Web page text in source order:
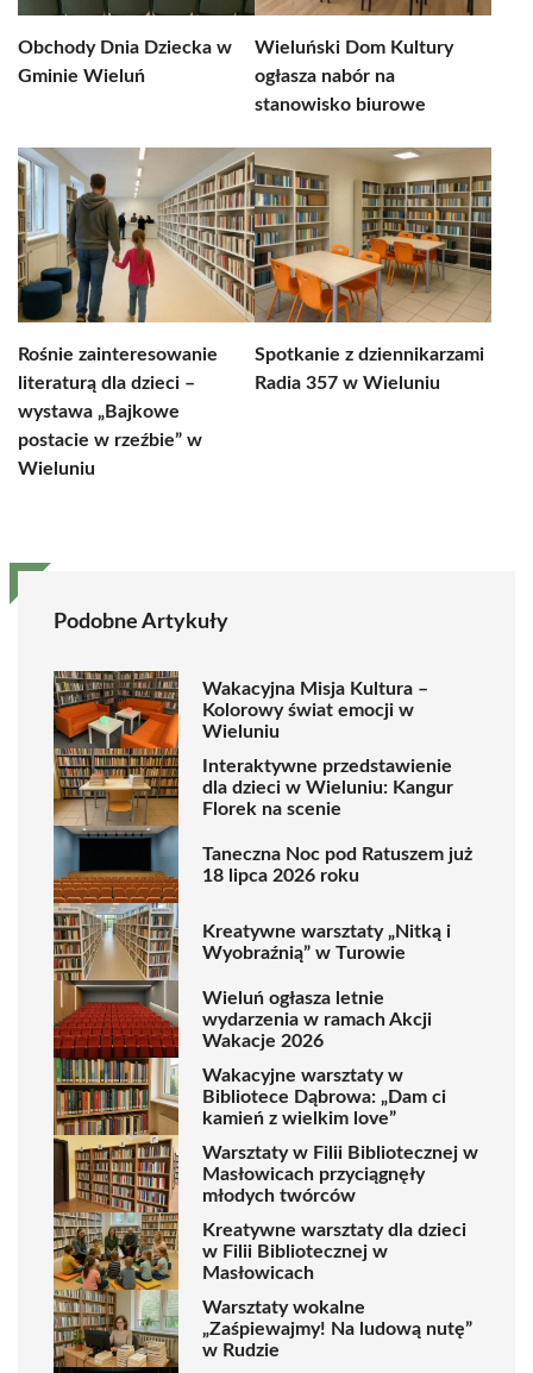
Obchody Dnia Dziecka w
Gminie Wieluń
Wieluński Dom Kultury
ogłasza nabór na
stanowisko biurowe
Rośnie zainteresowanie
literaturą dla dzieci –
wystawa „Bajkowe
postacie w rzeźbie” w
Wieluniu
Spotkanie z dziennikarzami
Radia 357 w Wieluniu
Podobne Artykuły
Wakacyjna Misja Kultura –
Kolorowy świat emocji w
Wieluniu
Interaktywne przedstawienie
dla dzieci w Wieluniu: Kangur
Florek na scenie
Taneczna Noc pod Ratuszem już
18 lipca 2026 roku
Kreatywne warsztaty „Nitką i
Wyobraźnią” w Turowie
Wieluń ogłasza letnie
wydarzenia w ramach Akcji
Wakacje 2026
Wakacyjne warsztaty w
Bibliotece Dąbrowa: „Dam ci
kamień z wielkim love”
Warsztaty w Filii Bibliotecznej w
Masłowicach przyciągnęły
młodych twórców
Kreatywne warsztaty dla dzieci
w Filii Bibliotecznej w
Masłowicach
Warsztaty wokalne
„Zaśpiewajmy! Na ludową nutę”
w Rudzie